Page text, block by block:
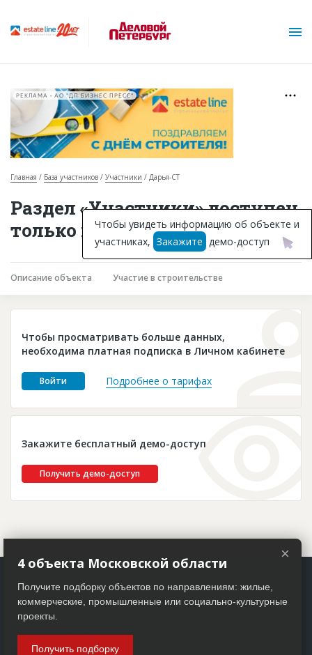
Горячие объекты
База строящихся объектов
Инвестпроекты
Глоссарий
Платные услуги
Пресс-релизы
РЕКЛАМА • АО "ДП БИЗНЕС ПРЕСС"
Главная База участников Участники Дарья-СТ
Раздел «Участники» доступен
только подписчикам
Описание объекта Участие в строительстве
Чтобы просматривать больше данных,
необходима платная подписка в Личном кабинете
Войти Подробнее о тарифах
Закажите бесплатный демо-доступ
Получить демо-доступ
Чтобы увидеть информацию об объекте и
участниках, Закажите демо-доступ
×
4 объекта Московской области
Получите подборку объектов по направлениям: жилые,
коммерческие, промышленные или социально-культурные
проекты.
Получить подборку